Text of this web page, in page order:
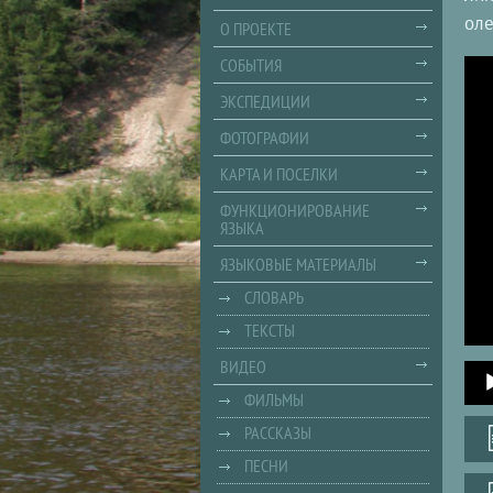
Audio
О ПРОЕКТЕ
СОБЫТИЯ
ЭКСПЕДИЦИИ
ФОТОГРАФИИ
КАРТА И ПОСЕЛКИ
ФУНКЦИОНИРОВАНИЕ
ЯЗЫКА
ЯЗЫКОВЫЕ МАТЕРИАЛЫ
СЛОВАРЬ
ТЕКСТЫ
ВИДЕО
ФИЛЬМЫ
РАССКАЗЫ
ПЕСНИ